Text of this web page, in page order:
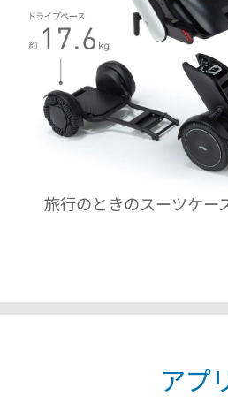
旅行のときのスーツケー
アプ